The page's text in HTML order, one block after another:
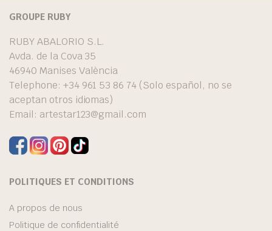
GROUPE RUBY
RUBY ABALORIO S.L.
Avda. de la Cova 35
46940 Manises València
Telephone: +34 961 53 86 74 (Solo español, no se
aceptan otros idiomas)
Email: artestar123@gmail.com
POLITIQUES ET CONDITIONS
A propos de nous
Politique de confidentialité